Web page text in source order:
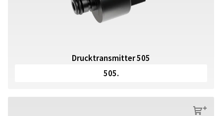
Drucktransmitter 505
505.
s